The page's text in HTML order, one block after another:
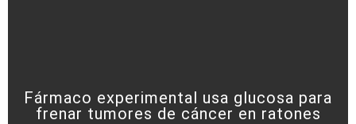
Fármaco experimental usa glucosa para
frenar tumores de cáncer en ratones